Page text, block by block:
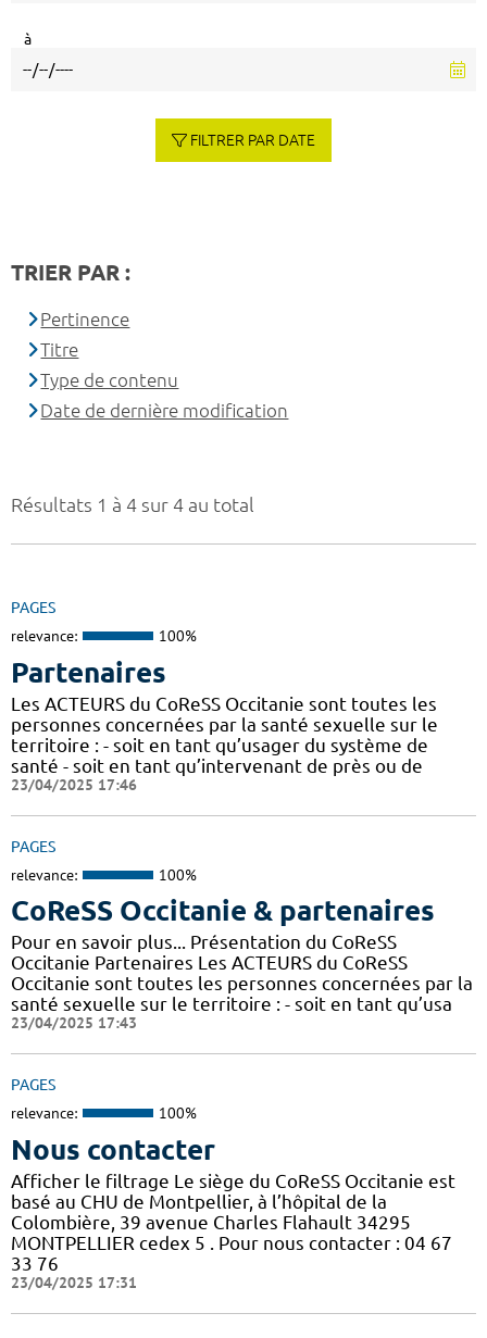
Résultats 1 à 4 sur 4 au total
PAGES
relevance: 100%
Partenaires
Les ACTEURS du CoReSS Occitanie sont toutes les
personnes concernées par la santé sexuelle sur le
territoire : - soit en tant qu’usager du système de
santé - soit en tant qu’intervenant de près ou de
23/04/2025 17:46
PAGES
relevance: 100%
CoReSS Occitanie & partenaires
Pour en savoir plus... Présentation du CoReSS
Occitanie Partenaires Les ACTEURS du CoReSS
Occitanie sont toutes les personnes concernées par la
santé sexuelle sur le territoire : - soit en tant qu’usa
23/04/2025 17:43
PAGES
relevance: 100%
Nous contacter
Afficher le filtrage Le siège du CoReSS Occitanie est
basé au CHU de Montpellier, à l’hôpital de la
Colombière, 39 avenue Charles Flahault 34295
MONTPELLIER cedex 5 . Pour nous contacter : 04 67
33 76
23/04/2025 17:31
à
FILTRER PAR DATE
TRIER PAR :
Pertinence
Titre
Type de contenu
Date de dernière modification